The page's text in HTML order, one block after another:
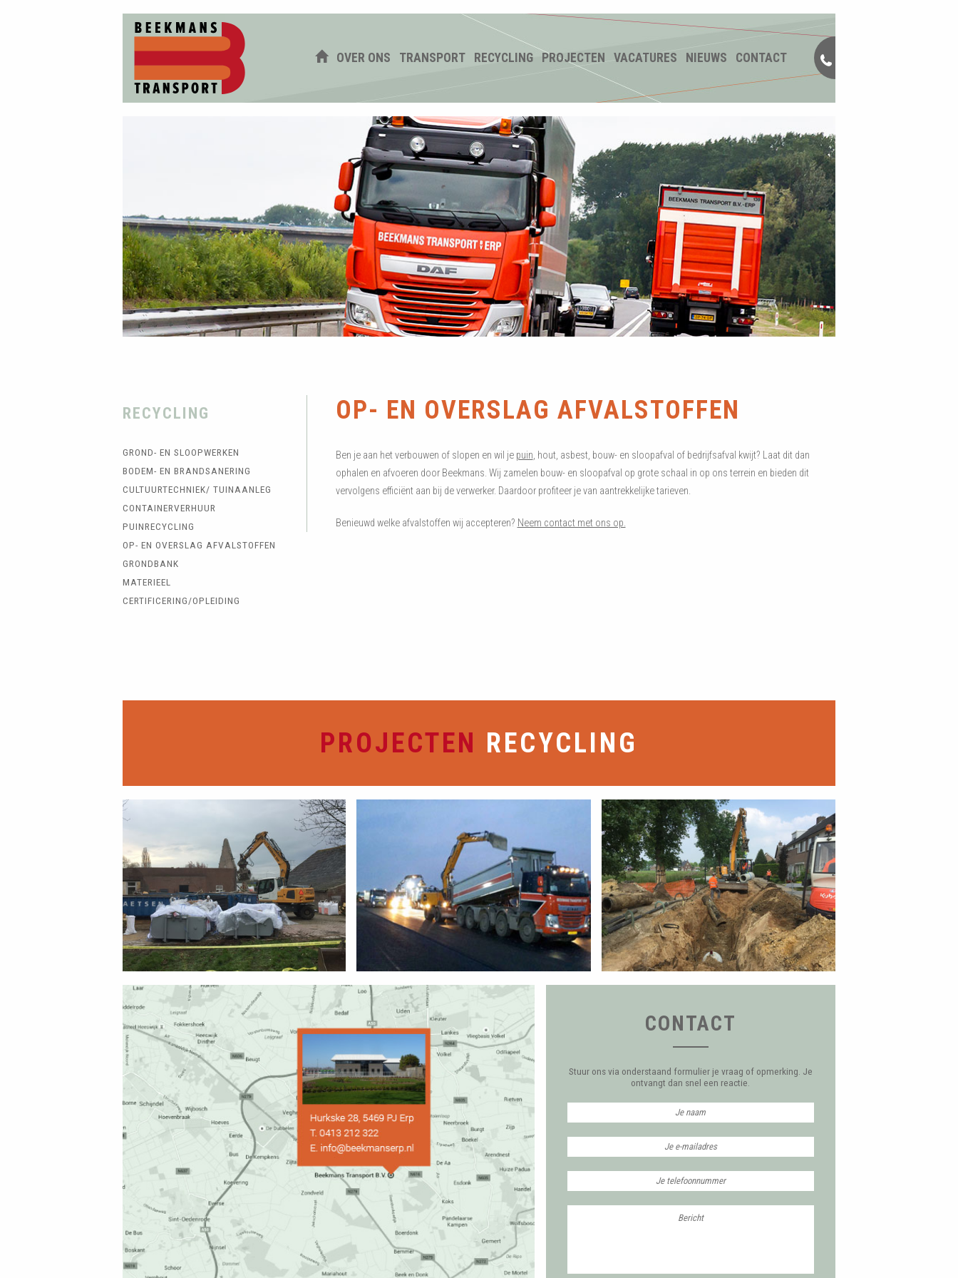
OVER ONS TRANSPORT RECYCLING PROJECTEN VACATURES NIEUWS CONTACT
RECYCLING
GROND- EN SLOOPWERKEN
BODEM- EN BRANDSANERING
CULTUURTECHNIEK/ TUINAANLEG
CONTAINERVERHUUR
PUINRECYCLING
OP- EN OVERSLAG AFVALSTOFFEN
GRONDBANK
MATERIEEL
CERTIFICERING/OPLEIDING
OP- EN OVERSLAG AFVALSTOFFEN
Ben je aan het verbouwen of slopen en wil je puin, hout, asbest, bouw- en sloopafval of bedrijfsafval kwijt? Laat dit dan
ophalen en afvoeren door Beekmans. Wij zamelen bouw- en sloopafval op grote schaal in op ons terrein en bieden dit
vervolgens efficiënt aan bij de verwerker. Daardoor profiteer je van aantrekkelijke tarieven.
Benieuwd welke afvalstoffen wij accepteren? Neem contact met ons op.
PROJECTEN RECYCLING
CONTACT
Stuur ons via onderstaand formulier je vraag of opmerking. Je
ontvangt dan snel een reactie.